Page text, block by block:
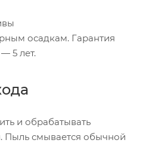
осадкам. Гарантия
5 лет.
и обрабатывать
Пыль смывается обычной